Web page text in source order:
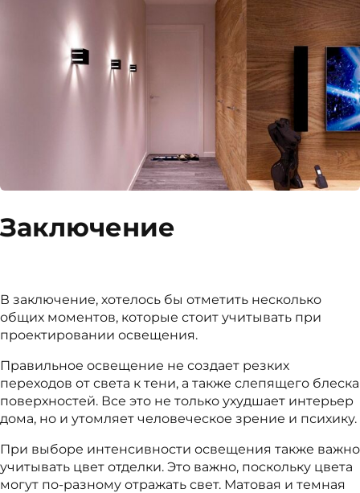
Заключение
В заключение, хотелось бы отметить несколько
общих моментов, которые стоит учитывать при
проектировании освещения.
Правильное освещение не создает резких
переходов от света к тени, а также слепящего блеска
поверхностей. Все это не только ухудшает интерьер
дома, но и утомляет человеческое зрение и психику.
При выборе интенсивности освещения также важно
учитывать цвет отделки. Это важно, поскольку цвета
могут по-разному отражать свет. Матовая и темная